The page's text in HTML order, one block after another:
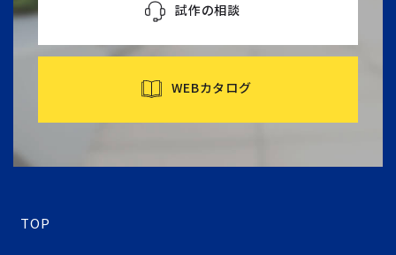
試作の相談
WEBカタログ
TOP